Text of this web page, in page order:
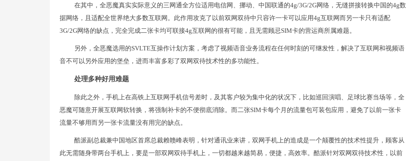
在其中，全恶魔真实实际意义的三网通全方位适用电信网、挪动、中国联通的4g/3G/2G网络，无缝拼接转换中国的4g数
据网络，且适配全世界绝大多数互联网。此作用攻克了以前双网双待中只容许一卡可以应用4g互联网而另一卡只有适配
3G/2G网络的缺点，完全完成二张卡均可联接4g互联网的很有可能，且无需顾忌SIM卡的营运商所属难题。
另外，全恶魔选用的SVLTE互操作计划方案，考虑了视频语音业务流程在任何时刻的可继发性，解决了互联网和视频语
音不可以另外应用的堡垒，进而丰富多彩了双网双待技术性的多功能性。
处理多种好用难题
除此之外，手机上在高铁上互联网手机信号差时，及其客户较为集中化的状况下，比如巡回演唱、足球比赛当场等，全
恶魔可随意开展互联网软转换，将强制补卡的不便彻底消除。而二张SIM卡每个月的流量包可装包应用，避免了以前一张卡
流量不够用而另一张卡流量没有用完的缺点。
酷派副总裁兼中国地区首席总裁赖赣峰表明，针对通讯业来讲，双网手机上的造成是一个颠覆性的技术性提升，顾客从
此无需随身带两台手机上，要是一部双网双待手机上，一切都越来越简易，便捷，高效率。酷派针对双网双待技术性，以前